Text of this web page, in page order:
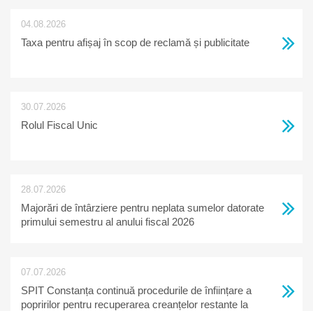
04.08.2026
Taxa pentru afișaj în scop de reclamă și publicitate
30.07.2026
Rolul Fiscal Unic
28.07.2026
Majorări de întârziere pentru neplata sumelor datorate
primului semestru al anului fiscal 2026
07.07.2026
SPIT Constanța continuă procedurile de înființare a
popririlor pentru recuperarea creanțelor restante la